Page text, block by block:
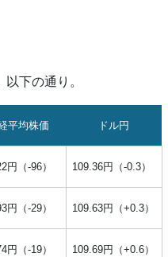
下の通り。
平均株価 ドル円
円（-96） 109.36円（-0.3）
円（-29） 109.63円（+0.3）
円（-19） 109.69円（+0.6）